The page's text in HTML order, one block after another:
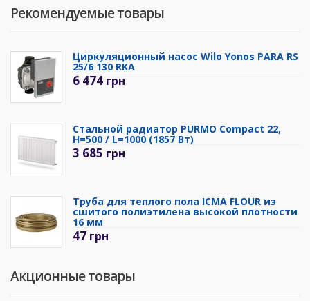
Рекомендуемые товары
Циркуляционный насос Wilo Yonos PARA RS
25/6 130 RKA
6 474 грн
Стальной радиатор PURMO Compact 22,
H=500 / L=1000 (1857 Вт)
3 685 грн
Труба для теплого пола ICMA FLOUR из
сшитого полиэтилена высокой плотности
16 мм
47 грн
Акционные товары